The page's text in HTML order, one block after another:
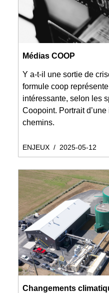
Médias COOP
Y a-t-il une sortie de
formule coop
intéressante, selon les
Coopoint. Portrait
chemins.
ENJEUX / 2025-05-12
Changements